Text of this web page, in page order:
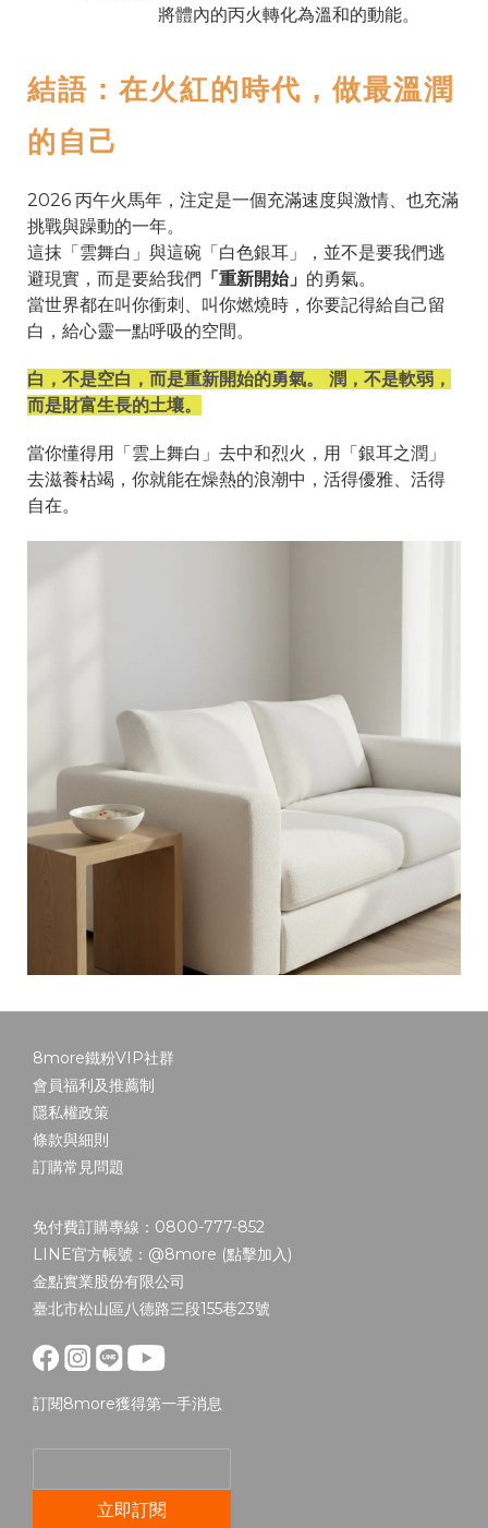
將體內的丙火轉化為溫和的動能。
結語：在火紅的時代，做最溫潤
的自己
2026 丙午火馬年，注定是一個充滿速度與激情、也充滿
挑戰與躁動的一年。
這抹「雲舞白」與這碗「白色銀耳」，並不是要我們逃
避現實，而是要給我們 「重新開始」 的勇氣。
當世界都在叫你衝刺、叫你燃燒時，你要記得給自己留
白，給心靈一點呼吸的空間。
白，不是空白，而是重新開始的勇氣。 潤，不是軟弱，
而是財富生長的土壤。
當你懂得用「雲上舞白」去中和烈火，用「銀耳之潤」
去滋養枯竭，你就能在燥熱的浪潮中，活得優雅、活得
自在。
8more鐵粉VIP社群
會員福利及推薦制
隱私權政策
條款與細則
訂購常見問題
免付費訂購專線：0800-777-852
LINE官方帳號：@8more (點擊加入)
金點實業股份有限公司
臺北市松山區八德路三段155巷23號
訂閱8more獲得第一手消息
立即訂閱